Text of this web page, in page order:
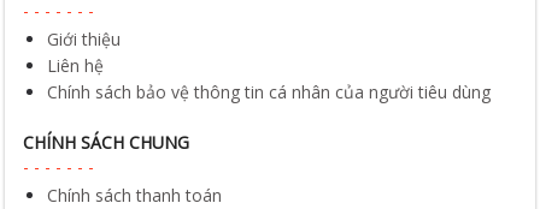
Giới thiệu
Liên hệ
Chính sách bảo vệ thông tin cá nhân của người tiêu dùng
CHÍNH SÁCH CHUNG
Chính sách thanh toán